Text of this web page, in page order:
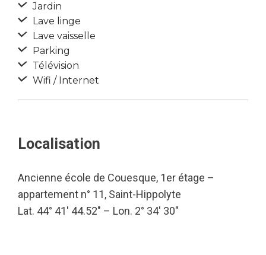
Jardin
Lave linge
Lave vaisselle
Parking
Télévision
Wifi / Internet
Localisation
Ancienne école de Couesque, 1er étage –
appartement n° 11, Saint-Hippolyte
Lat. 44° 41′ 44.52″ – Lon. 2° 34′ 30″